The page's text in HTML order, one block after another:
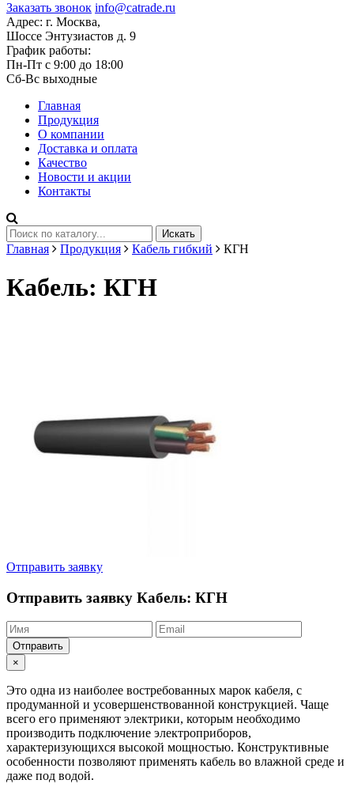
Заказать звонок info@catrade.ru
Адрес: г. Москва,
Шоссе Энтузиастов д. 9
График работы:
Пн-Пт с 9:00 до 18:00
Сб-Вс выходные
Главная
Продукция
О компании
Доставка и оплата
Качество
Новости и акции
Контакты
Искать
Главная Продукция Кабель гибкий КГН
Кабель: КГН
Отправить заявку
Отправить заявку Кабель: КГН
Отправить
×
Это одна из наиболее востребованных марок кабеля, с
продуманной и усовершенствованной конструкцией. Чаще
всего его применяют электрики, которым необходимо
производить подключение электроприборов,
характеризующихся высокой мощностью. Конструктивные
особенности позволяют применять кабель во влажной среде и
даже под водой.